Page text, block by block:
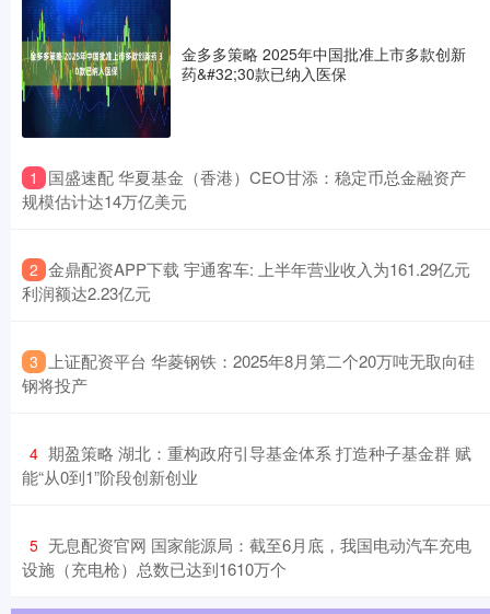
金多多策略 2025年中国批准上市多款创新
药&#32;30款已纳入医保
1
​国盛速配 华夏基金（香港）CEO甘添：稳定币总金融资产
规模估计达14万亿美元
2 ​金鼎配资APP下载 宇通客车: 上半年营业收入为161.29亿元
利润额达2.23亿元
3 ​上证配资平台 华菱钢铁：2025年8月第二个20万吨无取向硅
钢将投产
4 ​期盈策略 湖北：重构政府引导基金体系 打造种子基金群 赋
能“从0到1”阶段创新创业
5 ​无息配资官网 国家能源局：截至6月底，我国电动汽车充电
设施（充电枪）总数已达到1610万个